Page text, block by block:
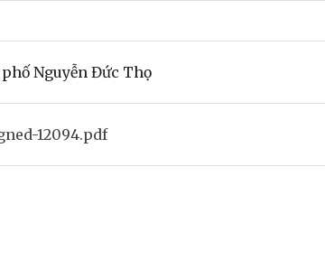
Nguyễn Đức Thọ
12094.pdf